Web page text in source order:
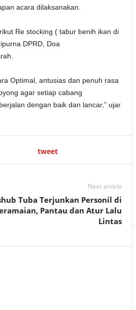
acara dilaksanakan.
Re stocking ( tabur benih ikan di
DPRD, Doa
Optimal, antusias dan penuh rasa
agar setiap cabang
dengan baik dan lancar,” ujar
tweet
Next article
Tuba Terjunkan Personil di
Pantau dan Atur Lalu
Lintas